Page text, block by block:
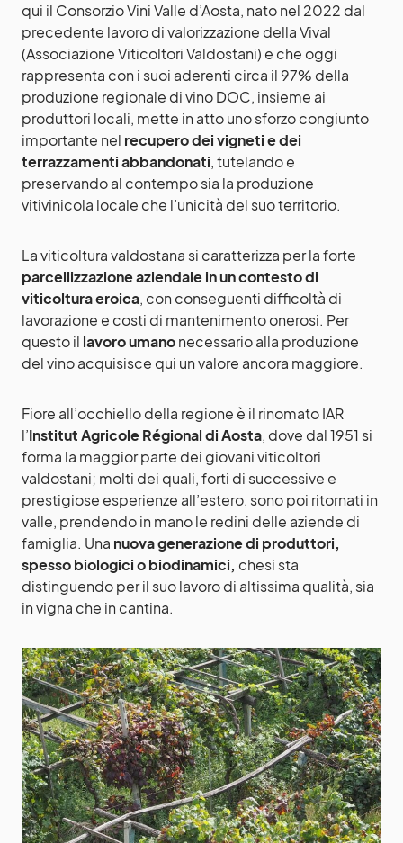
qui il Consorzio Vini Valle d’Aosta, nato nel 2022 dal
precedente lavoro di valorizzazione della Vival
(Associazione Viticoltori Valdostani) e che oggi
rappresenta con i suoi aderenti circa il 97% della
produzione regionale di vino DOC, insieme ai
produttori locali, mette in atto uno sforzo congiunto
importante nel recupero dei vigneti e dei
terrazzamentiabbandonati, tutelando e
preservando al contempo sia la produzione
vitivinicola locale che l’unicità del suo territorio.
La viticoltura valdostana si caratterizza per la forte
parcellizzazione aziendale in un contesto di
viticoltura eroica, con conseguenti difficoltà di
lavorazione e costi di mantenimento onerosi. Per
questo il lavoro umanonecessario alla produzione
del vino acquisisce qui un valore ancora maggiore.
Fiore all’occhiello della regione è il rinomato IAR
l’Institut Agricole Régional di Aosta, dove dal 1951 si
forma la maggior parte dei giovani viticoltori
valdostani; molti dei quali, forti di successive e
prestigiose esperienze all’estero, sono poi ritornati in
valle, prendendo in mano le redini delle aziende di
famiglia. Una nuova generazione di produttori,
spesso biologici o biodinamici, chesi sta
distinguendo per il suo lavoro di altissima qualità, sia
in vigna che in cantina.